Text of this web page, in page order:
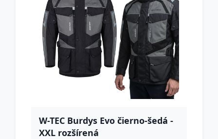
W-TEC Burdys Evo čierno-šedá -
XXL rozšírená